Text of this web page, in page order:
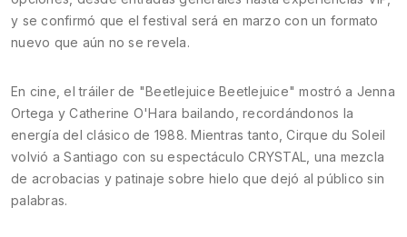
y se confirmó que el festival será en marzo con un formato
nuevo que aún no se revela.
En cine, el tráiler de "Beetlejuice Beetlejuice" mostró a Jenna
Ortega y Catherine O'Hara bailando, recordándonos la
energía del clásico de 1988. Mientras tanto, Cirque du Soleil
volvió a Santiago con su espectáculo CRYSTAL, una mezcla
de acrobacias y patinaje sobre hielo que dejó al público sin
palabras.